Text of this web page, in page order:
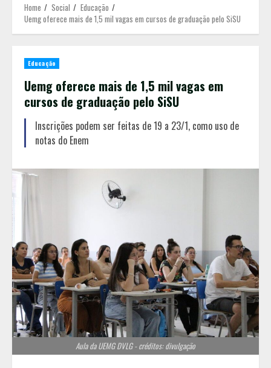
Home Social
Educação
Uemg oferece mais de 1,5 mil vagas em cursos de graduação pelo SiSU
Educação
Uemg oferece mais de 1,5 mil vagas em
cursos de graduação pelo SiSU
Inscrições podem ser feitas de 19 a 23/1, como uso de
notas do Enem
Aula da UEMG DVLG - créditos: divulgação